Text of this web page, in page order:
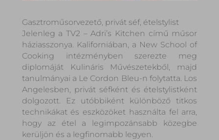
Gasztroműsorvezető, privát séf, ételstylist
Jelenleg a TV2 – Adri’s Kitchen című műsor
háziasszonya. Kaliforniában, a New School of
Cooking intézményben szerezte meg
diplomáját Kulináris Művészetekből, majd
tanulmányai a Le Cordon Bleu-n folytatta. Los
Angelesben, privát séfként és ételstylistként
dolgozott. Ez utóbbiként különböző titkos
technikákat és eszközöket használta fel arra,
hogy az étel a legimpozánsabb közegbe
kerüljön és a legfinomabb legyen.